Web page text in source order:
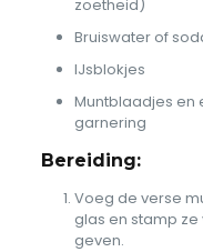
zoetheid)
Bruiswater of
IJsblokjes
Muntblaadjes en
garnering
Bereiding:
Voeg de verse
glas en stamp
geven.